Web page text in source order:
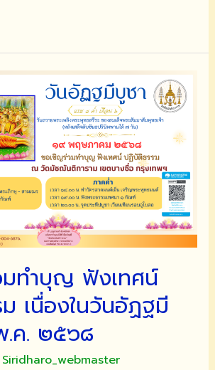
ทำบุญ ฟังเทศน์
เนื่องในวันอัฏฐมี
ค. ๒๕๖๘
Siridharo_webmaster